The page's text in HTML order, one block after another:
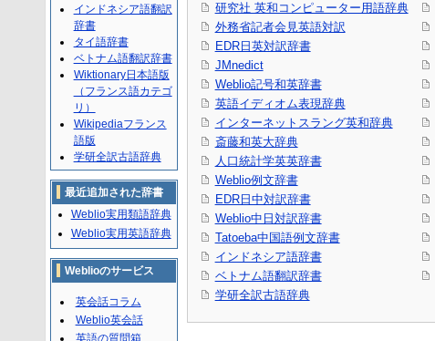
研究社 英和コンピューター用語辞典
外務省記者会見英語対訳
EDR日英対訳辞書
JMnedict
Weblio記号和英辞書
英語イディオム表現辞典
インターネットスラング英和辞典
斎藤和英大辞典
人口統計学英英辞書
Weblio例文辞書
EDR日中対訳辞書
Weblio中日対訳辞書
Tatoeba中国語例文辞書
インドネシア語辞書
ベトナム語翻訳辞書
学研全訳古語辞典
インドネシア語翻訳
辞書
タイ語辞書
ベトナム語翻訳辞書
Wiktionary日本語版
（フランス語カテゴ
リ）
Wikipediaフランス
語版
学研全訳古語辞典
最近追加された辞書
Weblio実用類語辞典
Weblio実用英語辞典
Weblioのサービス
英会話コラム
Weblio英会話
英語の質問箱